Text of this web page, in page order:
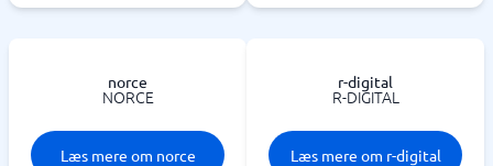
norce
NORCE
Læs mere om norce
r-digital
R-DIGITAL
Læs mere om r-digital